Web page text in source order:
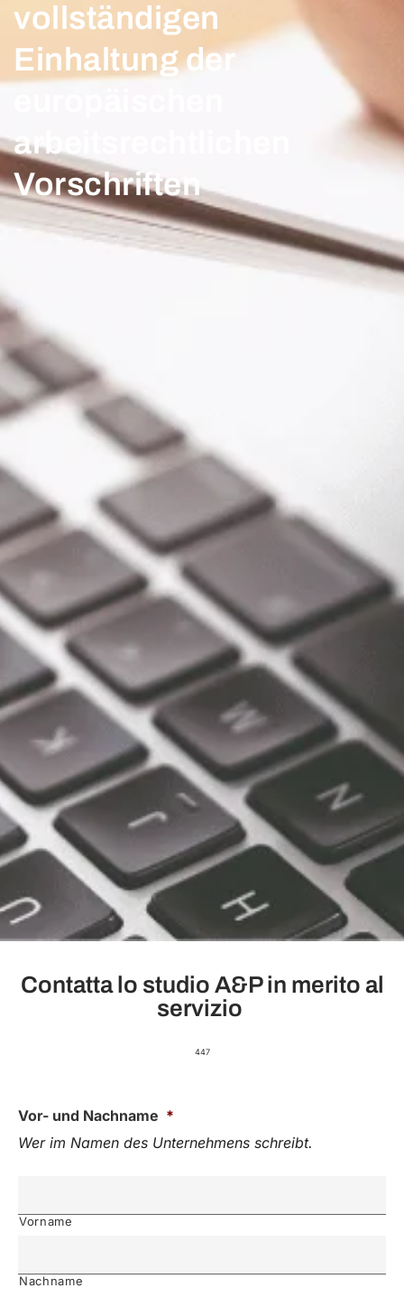
vollständigen
Einhaltung der
arbeitsrechtlichen
Vorschriften
Contatta lo studio A&P in merito al
servizio ​
447
Vor- und Nachname *
Wer im Namen des Unternehmens schreibt.
Vorname
Nachname